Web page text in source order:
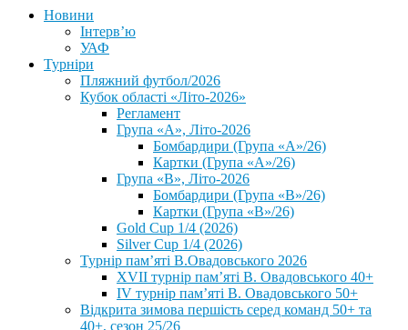
Новини
Інтерв’ю
УАФ
Турніри
Пляжний футбол/2026
Кубок області «Літо-2026»
Регламент
Група «А», Літо-2026
Бомбардири (Група «А»/26)
Картки (Група «А»/26)
Група «В», Літо-2026
Бомбардири (Група «В»/26)
Картки (Група «В»/26)
Gold Cup 1/4 (2026)
Silver Cup 1/4 (2026)
Турнір пам’яті В.Овадовського 2026
XVII турнір пам’яті В. Овадовського 40+
IV турнір пам’яті В. Овадовського 50+
Відкрита зимова першість серед команд 50+ та
40+, сезон 25/26